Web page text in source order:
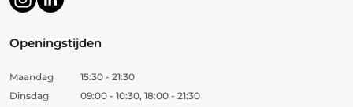
Openingstijden
Maandag
15:30 - 21:30
Dinsdag
09:00 - 10:30, 18:00 - 21:30